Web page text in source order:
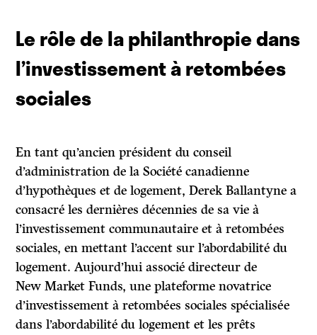
Le rôle de la philanthropie dans
l’investissement à retombées
sociales
En tant qu’ancien président du conseil
d’administration de la Société canadienne
d’hypothèques et de logement, Derek Ballantyne a
consacré les dernières décennies de sa vie à
l’investissement communautaire et à retombées
sociales, en mettant l’accent sur l’abordabilité du
logement. Aujourd’hui associé directeur de
New Market Funds, une plateforme novatrice
d’investissement à retombées sociales spécialisée
dans l’abordabilité du logement et les prêts